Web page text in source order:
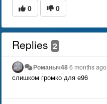
0 0
Replies 2
Романыч486 months ago
слишком громко для е96